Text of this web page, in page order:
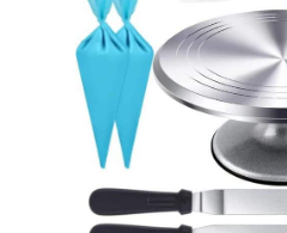
plat
pour